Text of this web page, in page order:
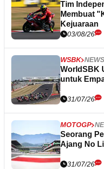
Tim
Membuat
Kejuaraan
03/08/26
WSBK NEWS
WorldSBK
untuk
31/07/26
MOTOGP
Seorang
Ajang No
31/07/26